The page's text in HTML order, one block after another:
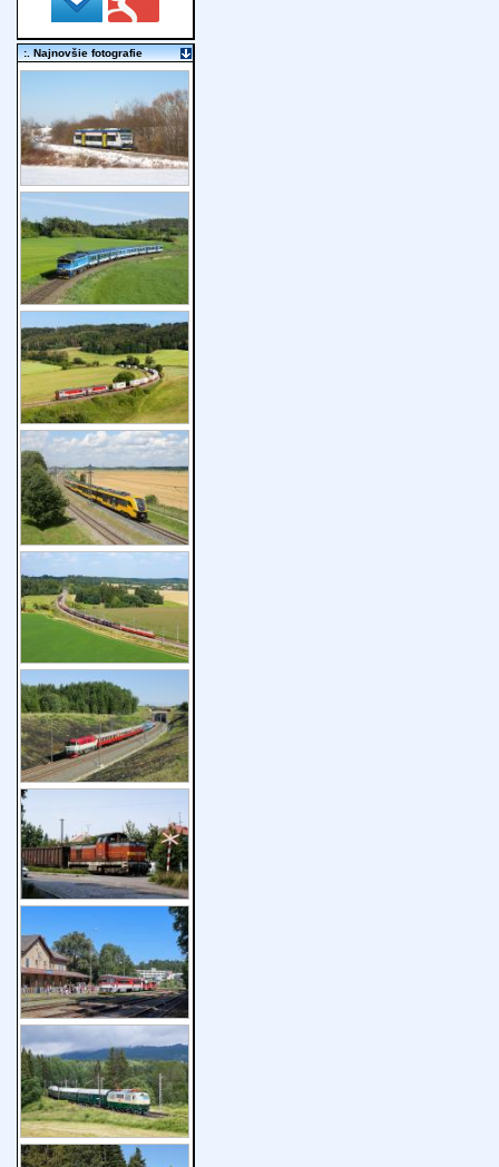
:. Najnovšie fotografie